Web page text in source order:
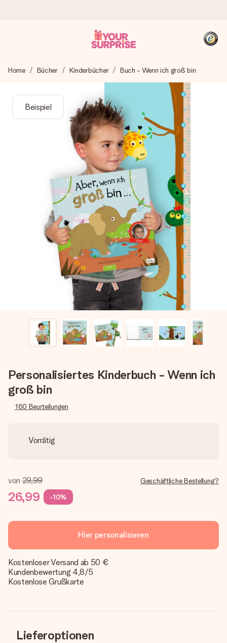
Wir bereiten dein Geschenk sorgfältig vor und schicken es
blitzschnell – damit du es genau zum richtigen Zeitpunkt
überreichen kannst, wenn es am meisten zählt.
4,8 (basierend auf +15.000 Bewertungen)
Unsere Geschenke begeistern. Kunden bewerten uns mit
4,8 bei Google Reviews (Gesamtergebnis aller Länder, in
die wir versenden).
+49 39292 929695
Montag - Freitag : 8:30 - 17:00 Uhr
Samstag - Sonntag : 8:30 - 13:00 Uhr
Home Bücher Kinderbücher Buch - Wenn ich groß bin
Beispiel
Personalisiertes Kinderbuch - Wenn ich
groß bin
160 Beurteilungen
Vorrätig
von 29,99
26,99 -10%
Geschäftliche Bestellung?
Hier personalisieren
Kostenloser Versand ab 50 €
Kundenbewertung 4,8/5
Kostenlose Grußkarte
Lieferoptionen